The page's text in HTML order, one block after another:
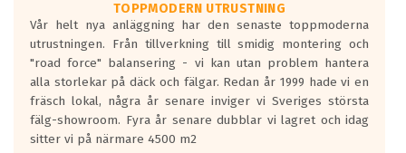
TOPPMODERN UTRUSTNING
Vår helt nya anläggning har den senaste toppmoderna
utrustningen. Från tillverkning till smidig montering och
"road force" balansering - vi kan utan problem hantera
alla storlekar på däck och fälgar. Redan år 1999 hade vi en
fräsch lokal, några år senare inviger vi Sveriges största
fälg-showroom. Fyra år senare dubblar vi lagret och idag
sitter vi på närmare 4500 m2